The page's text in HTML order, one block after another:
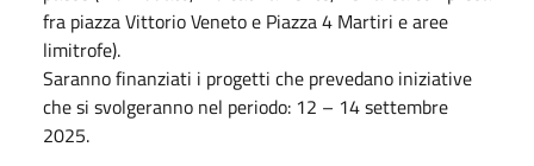
fra piazza Vittorio Veneto e Piazza 4 Martiri e aree
limitrofe).
Saranno finanziati i progetti che prevedano iniziative
che si svolgeranno nel periodo: 12 – 14 settembre
2025.